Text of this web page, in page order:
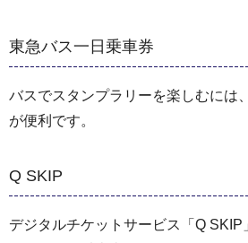
東急バス一日乗車券
バスでスタンプラリーを楽しむには
が便利です。
Q SKIP
デジタルチケットサービス「Q SKIP